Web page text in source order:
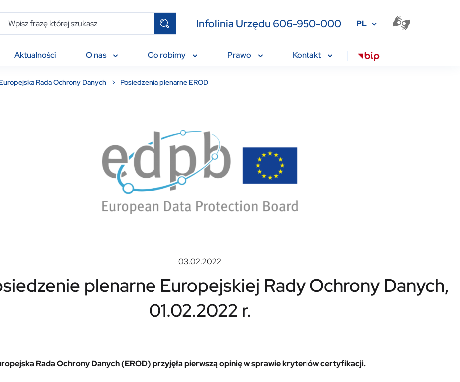
Infolinia Urzędu 606-950-000 PL
Aktualności O nas Co robimy Prawo Kontakt
Europejska Rada Ochrony Danych Posiedzenia plenarne EROD
03.02.2022
plenarne Europejskiej Rady Ochrony Danych,
01.02.2022 r.
Rada Ochrony Danych (EROD) przyjęła pierwszą opinię w sprawie kryteriów certyfikacji.